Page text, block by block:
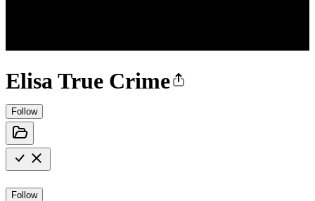
Elisa True Crime
Follow
Follow